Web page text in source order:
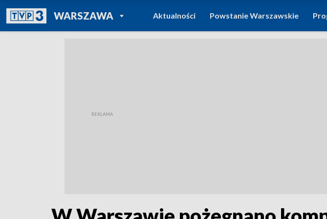
WARSZAWAPOWRÓT DO
TVP REGIONY
Aktualności Powstanie Warszawskie